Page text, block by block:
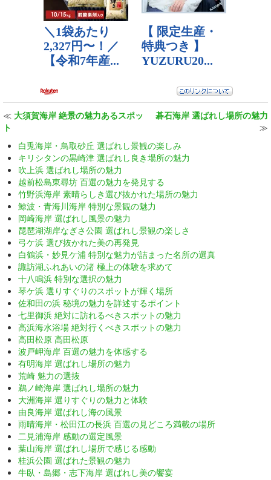
≪ 大須賀海岸 絶景の魅力あるスポッ
ト
碁石海岸 選ばれし場所の魅力
≫
白兎海岸・鳥取砂丘 選ばれし景観の楽しみ
キリシタンの黒崎津 選ばれし良き場所の魅力
吹上浜 選ばれし場所の魅力
越前松島東尋坊 百選の魅力を発見する
竹野浜海岸 素晴らしき選び抜かれた場所の魅力
鯨波・青海川海岸 特別な景観の魅力
岡崎海岸 選ばれし風景の魅力
琵琶湖湖岸なぎさ公園 選ばれし景観の楽しさ
弓ケ浜 選び抜かれた美の再発見
白鶴浜・妙見ケ浦 特別な魅力が詰まった名所の選真
諏訪湖ふれあいの渚 極上の体験を求めて
十八鳴浜 特別な選択の魅力
琴ケ浜 選りすぐりのスポットが輝く場所
佐和田の浜 秘境の魅力を詳述するポイント
七里御浜 絶対に訪れるべきスポットの魅力
高浜海水浴場 絶対行くべきスポットの魅力
高田松原 高田松原
波戸岬海岸 百選の魅力を体感する
有明海岸 選ばれし場所の魅力
荒崎 魅力の選抜
鵜ノ崎海岸 選ばれし場所の魅力
大洲海岸 選りすぐりの魅力と体験
由良海岸 選ばれし海の風景
雨晴海岸・松田江の長浜 百選の見どころ満載の場所
二見浦海岸 感動の選定風景
葉山海岸 選ばれし場所で感じる感動
桂浜公園 選ばれた景観の魅力
牛臥・島郷・志下海岸 選ばれし美の饗宴